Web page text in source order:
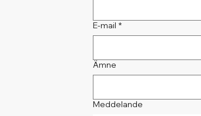
E-mail *
Ämne
Meddelande